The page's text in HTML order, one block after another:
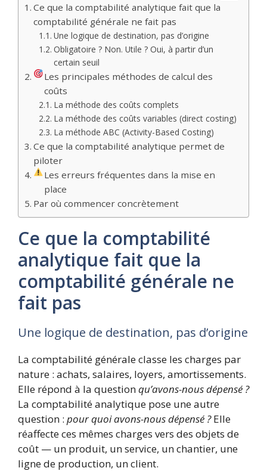
Ce que la comptabilité analytique fait que la
comptabilité générale ne fait pas
Une logique de destination, pas d’origine
Obligatoire ? Non. Utile ? Oui, à partir d’un
certain seuil
Les principales méthodes de calcul des
coûts
La méthode des coûts complets
La méthode des coûts variables (direct costing)
La méthode ABC (Activity-Based Costing)
Ce que la comptabilité analytique permet de
piloter
Les erreurs fréquentes dans la mise en
place
Par où commencer concrètement
Ce que la comptabilité
analytique fait que la
comptabilité générale ne
fait pas
Une logique de destination, pas d’origine
La comptabilité générale classe les charges par
nature : achats, salaires, loyers, amortissements.
Elle répond à la questionqu’avons-nous dépensé ?
La comptabilité analytique pose une autre
question : pour quoi avons-nous dépensé ?Elle
réaffecte ces mêmes charges vers des objets de
coût — un produit, un service, un chantier, une
ligne de production, un client.